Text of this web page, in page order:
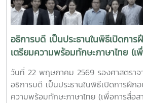
อธิการบดี เป็นประธานในพิธีเปิดกา
เตรียมความพร้อมทักษะภาษาไทย (เ
เขียนเอกสารวิชาการ) และภาษาอังก
ไทยระดับปริญญาโท
วันที่ 22 พฤษภาคม 2569 รองศาสตราจ
อธิการบดี เป็นประธานในพิธีเปิดการฝึก
ความพร้อมทักษะภาษาไทย (เพื่อการสื่อส